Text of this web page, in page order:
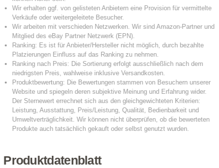
Produktdatenblatt